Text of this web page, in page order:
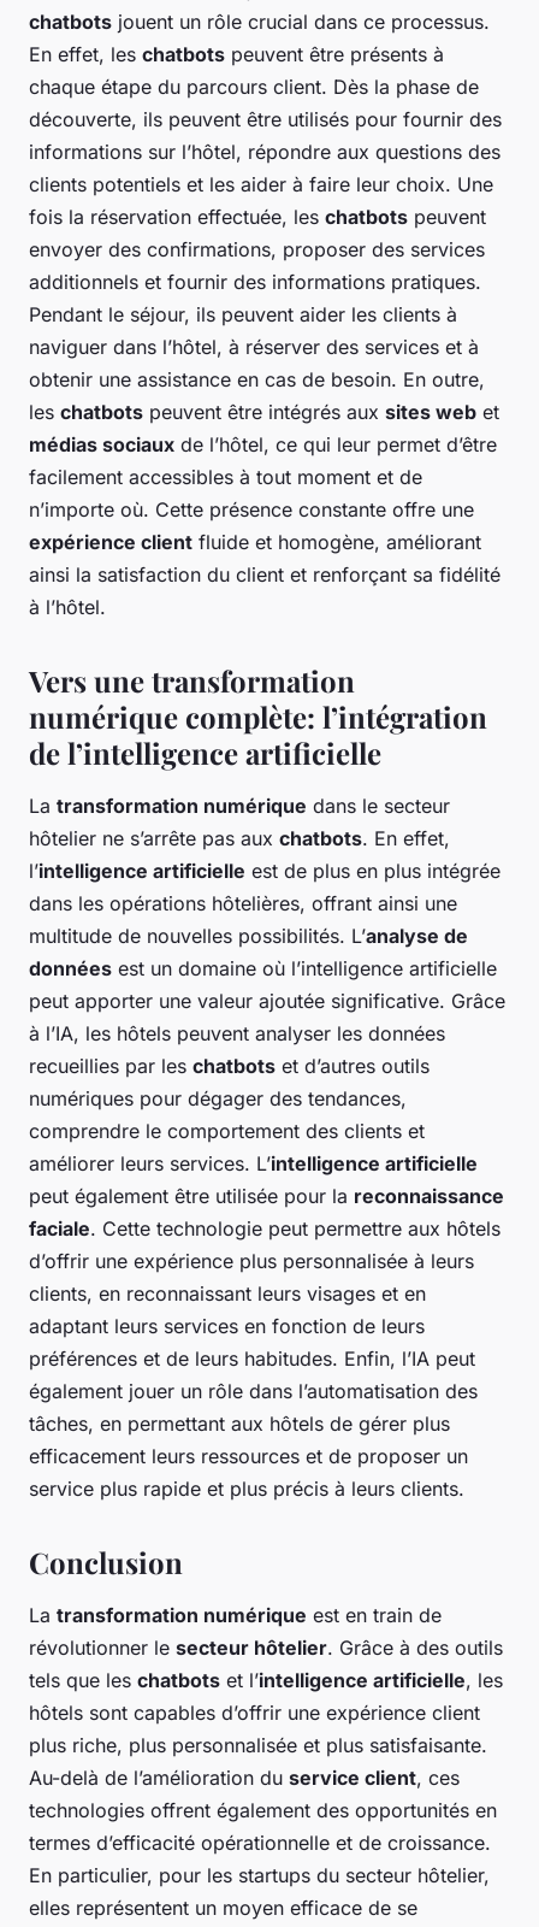
chatbots jouent un rôle crucial dans ce processus.
En effet, les chatbots peuvent être présents à
chaque étape du parcours client. Dès la phase de
découverte, ils peuvent être utilisés pour fournir des
informations sur l’hôtel, répondre aux questions des
clients potentiels et les aider à faire leur choix. Une
fois la réservation effectuée, les chatbots peuvent
envoyer des confirmations, proposer des services
additionnels et fournir des informations pratiques.
Pendant le séjour, ils peuvent aider les clients à
naviguer dans l’hôtel, à réserver des services et à
obtenir une assistance en cas de besoin. En outre,
les chatbots peuvent être intégrés aux sites web et
médias sociaux de l’hôtel, ce qui leur permet d’être
facilement accessibles à tout moment et de
n’importe où. Cette présence constante offre une
expérience client fluide et homogène, améliorant
ainsi la satisfaction du client et renforçant sa fidélité
à l’hôtel.
Vers une transformation
numérique complète: l’intégration
de l’intelligence artificielle
La transformation numérique dans le secteur
hôtelier ne s’arrête pas aux chatbots. En effet,
l’intelligence artificielle est de plus en plus intégrée
dans les opérations hôtelières, offrant ainsi une
multitude de nouvelles possibilités. L’analyse de
données est un domaine où l’intelligence artificielle
peut apporter une valeur ajoutée significative. Grâce
à l’IA, les hôtels peuvent analyser les données
recueillies par les chatbots et d’autres outils
numériques pour dégager des tendances,
comprendre le comportement des clients et
améliorer leurs services. L’intelligence artificielle
peut également être utilisée pour la reconnaissance
faciale. Cette technologie peut permettre aux hôtels
d’offrir une expérience plus personnalisée à leurs
clients, en reconnaissant leurs visages et en
adaptant leurs services en fonction de leurs
préférences et de leurs habitudes. Enfin, l’IA peut
également jouer un rôle dans l’automatisation des
tâches, en permettant aux hôtels de gérer plus
efficacement leurs ressources et de proposer un
service plus rapide et plus précis à leurs clients.
Conclusion
La transformation numérique est en train de
révolutionner le secteur hôtelier. Grâce à des outils
tels que les chatbots et l’intelligence artificielle, les
hôtels sont capables d’offrir une expérience client
plus riche, plus personnalisée et plus satisfaisante.
Au-delà de l’amélioration du service client, ces
technologies offrent également des opportunités en
termes d’efficacité opérationnelle et de croissance.
En particulier, pour les startups du secteur hôtelier,
elles représentent un moyen efficace de se